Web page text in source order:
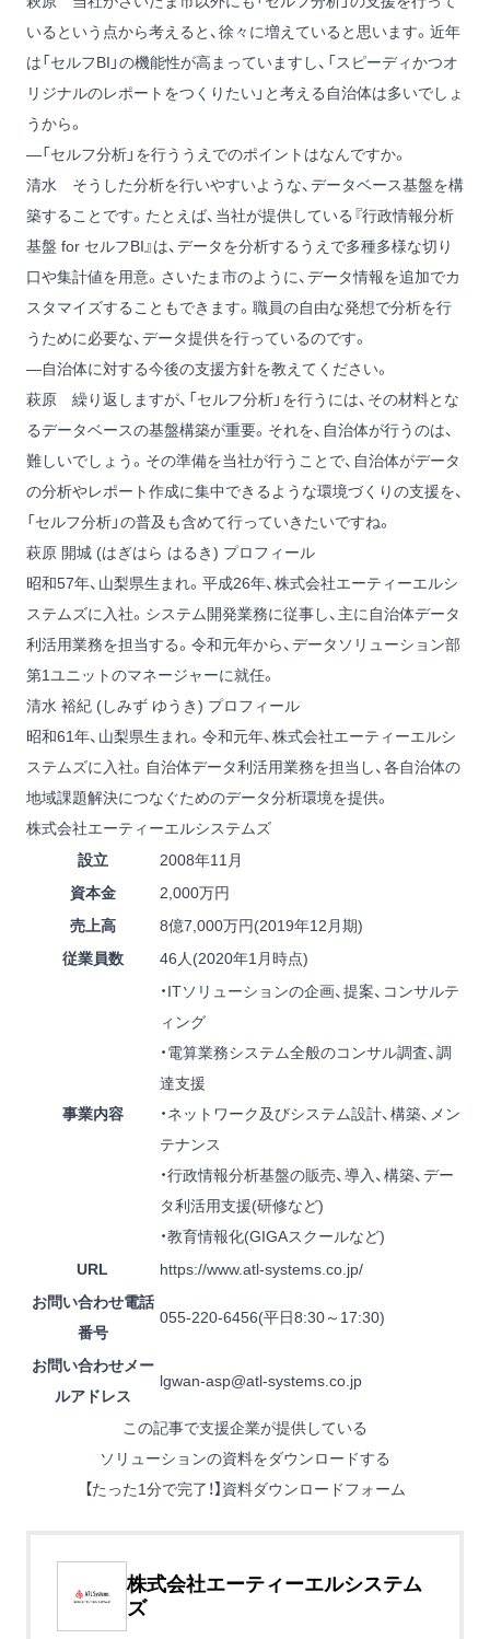
いるという点から考えると、徐々に増えていると思います。近年
は「セルフBI」の機能性が高まっていますし、「スピーディかつオ
リジナルのレポートをつくりたい」と考える自治体は多いでしょ
うから。
―「セルフ分析」を行ううえでのポイントはなんですか。
清水 そうした分析を行いやすいような、データベース基盤を構
築することです。たとえば、当社が提供している『行政情報分析
基盤 for セルフBI』は、データを分析するうえで多種多様な切り
口や集計値を用意。さいたま市のように、データ情報を追加でカ
スタマイズすることもできます。職員の自由な発想で分析を行
うために必要な、データ提供を行っているのです。
―自治体に対する今後の支援方針を教えてください。
萩原 繰り返しますが、「セルフ分析」を行うには、その材料とな
るデータベースの基盤構築が重要。それを、自治体が行うのは、
難しいでしょう。その準備を当社が行うことで、自治体がデータ
の分析やレポート作成に集中できるような環境づくりの支援を、
「セルフ分析」の普及も含めて行っていきたいですね。
萩原 開城 (はぎはら はるき) プロフィール
昭和57年、山梨県生まれ。平成26年、株式会社エーティーエルシ
ステムズに入社。システム開発業務に従事し、主に自治体データ
利活用業務を担当する。令和元年から、データソリューション部
第1ユニットのマネージャーに就任。
清水 裕紀 (しみず ゆうき) プロフィール
昭和61年、山梨県生まれ。令和元年、株式会社エーティーエルシ
ステムズに入社。自治体データ利活用業務を担当し、各自治体の
地域課題解決につなぐためのデータ分析環境を提供。
株式会社エーティーエルシステムズ
設立
2008年11月
資本金
2,000万円
売上高
8億7,000万円(2019年12月期)
従業員数
46人(2020年1月時点)
事業内容
・ITソリューションの企画、提案、コンサルテ
ィング
・電算業務システム全般のコンサル調査、調
達支援
・ネットワーク及びシステム設計、構築、メン
テナンス
・行政情報分析基盤の販売、導入、構築、デー
タ利活用支援(研修など)
・教育情報化(GIGAスクールなど)
URL
https://www.atl-systems.co.jp/
お問い合わせ電話
番号
055-220-6456(平日8:30～17:30)
お問い合わせメー
ルアドレス
lgwan-asp@atl-systems.co.jp
この記事で支援企業が提供している
ソリューションの資料をダウンロードする
【たった1分で完了！】資料ダウンロードフォーム
株式会社エーティーエルシステム
ズ